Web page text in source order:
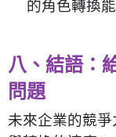
的角色轉換
八、結語：
問題
未來企業的競